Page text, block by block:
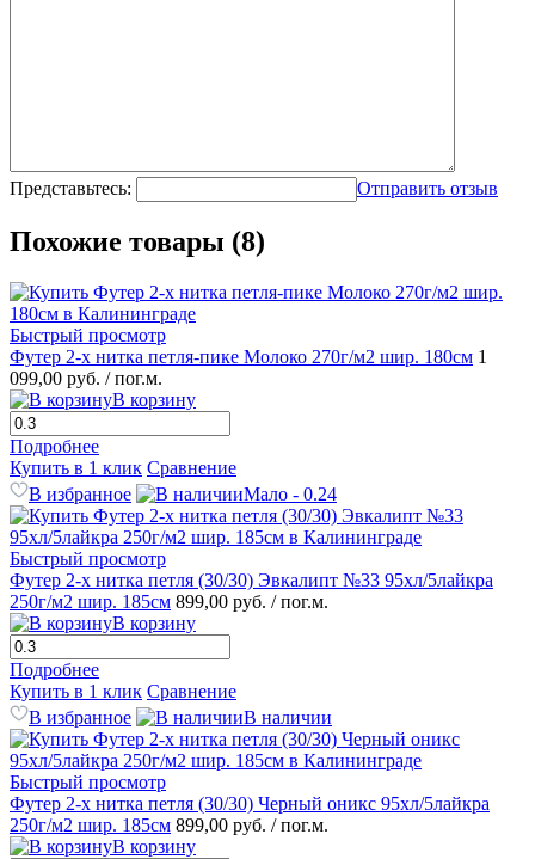
Представьтесь: Отправить отзыв
Похожие товары (8)
Быстрый просмотр
Футер 2-х нитка петля-пике Молоко 270г/м2 шир. 180см 1
099,00 руб. / пог.м.
В корзину
Подробнее
Купить в 1 клик Сравнение
В избранное
Мало - 0.24
Быстрый просмотр
Футер 2-х нитка петля (30/30) Эвкалипт №33 95хл/5лайкра
250г/м2 шир. 185см 899,00 руб. / пог.м.
В корзину
Подробнее
Купить в 1 клик Сравнение
В избранное
В наличии
Быстрый просмотр
Футер 2-х нитка петля (30/30) Черный оникс 95хл/5лайкра
250г/м2 шир. 185см 899,00 руб. / пог.м.
В корзину